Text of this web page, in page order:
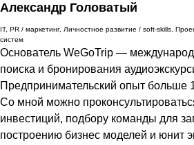
Александр Головатый
IT, PR / маркетинг, Личностное развитие / soft-skills,
систем
Основатель WeGoTrip —
поиска и бронирования
Предпринимательский опыт больше
Со мной можно
инвестиций, подбору команды для
построению бизнес моделей и юнит